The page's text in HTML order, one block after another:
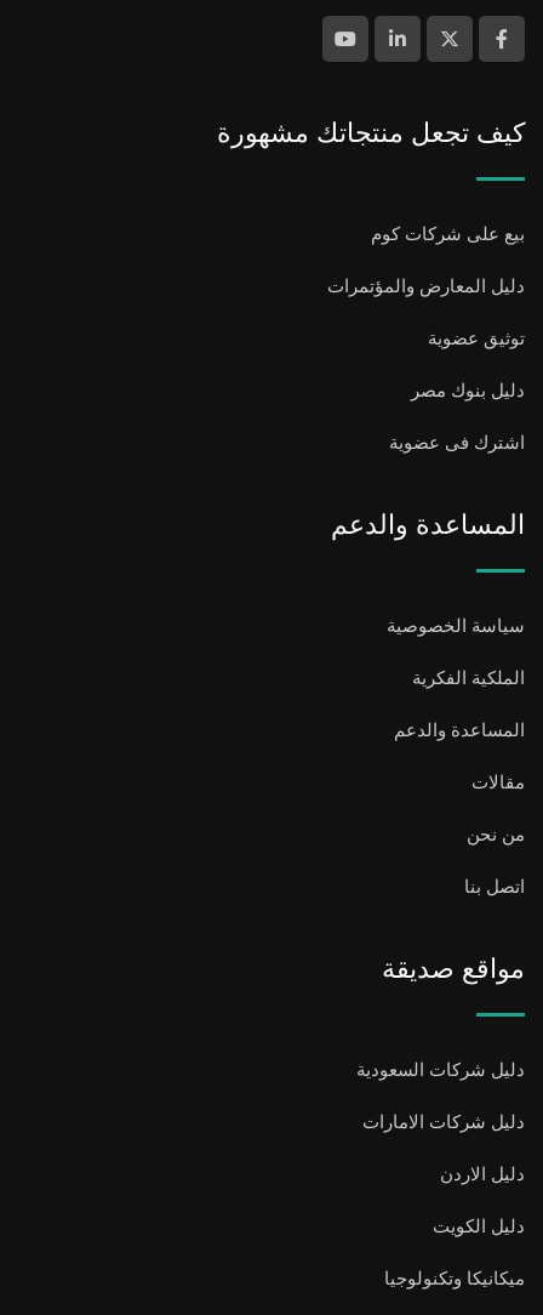
كيف تجعل منتجاتك مشهورة
بيع على شركات كوم
دليل المعارض والمؤتمرات
توثيق عضوية
دليل بنوك مصر
اشترك فى عضوية
المساعدة والدعم
سياسة الخصوصية
الملكية الفكرية
المساعدة والدعم
مقالات
من نحن
اتصل بنا
مواقع صديقة
دليل شركات السعودية
دليل شركات الامارات
دليل الاردن
دليل الكويت
ميكانيكا وتكنولوجيا